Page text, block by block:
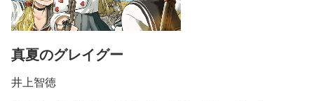
真夏のグレイグー
井上智徳